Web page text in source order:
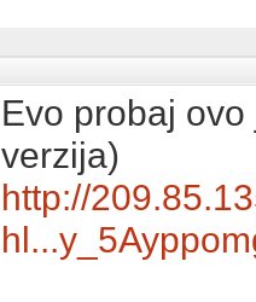
Evo probaj
verzija)
http://